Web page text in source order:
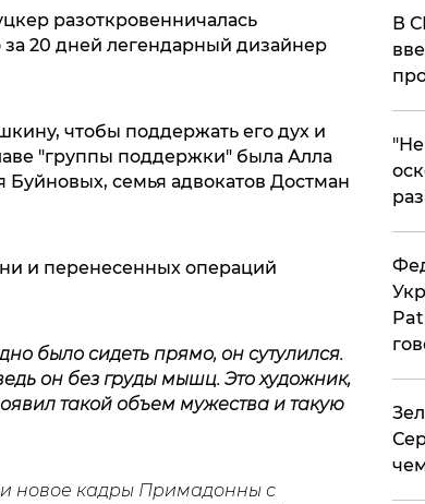
разоткровенничалась
20 дней легендарный дизайнер
чтобы поддержать его дух и
"группы поддержки" была Алла
семья адвокатов Достман
и перенесенных операций
было сидеть прямо, он сутулился.
он без груды мышц. Это художник,
такой объем мужества и такую
новое кадры Примадонны с
В